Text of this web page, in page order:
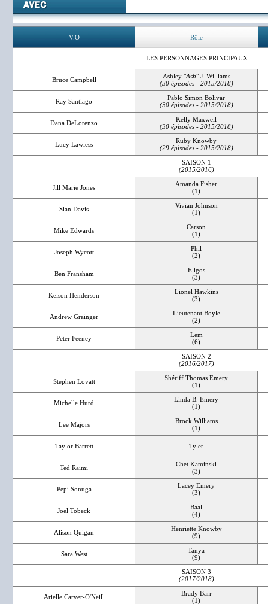
V.O Rôle
LES PERSONNAGES PRINCIPAUX
Bruce Campbell Ashley "Ash" J. Williams
(30 épisodes - 2015/2018)
Ray Santiago
Pablo Simon Bolivar
(30 épisodes - 2015/2018)
Dana DeLorenzo
Kelly Maxwell
(30 épisodes - 2015/2018)
Lucy Lawless
Ruby Knowby
(29 épisodes - 2015/2018)
SAISON 1
(2015/2016)
Jill Marie Jones
Amanda Fisher
(1)
Sian Davis
Vivian Johnson
(1)
Mike Edwards
Carson
(1)
Joseph Wycott
Phil
(2)
Ben Fransham
Eligos
(3)
Kelson Henderson
Lionel Hawkins
(3)
Andrew Grainger
Lieutenant Boyle
(2)
Peter Feeney
Lem
(6)
SAISON 2
(2016/2017)
Stephen Lovatt
Shériff Thomas Emery
(1)
Michelle Hurd
Linda B. Emery
(1)
Lee Majors
Brock Williams
(1)
Taylor Barrett Tyler
Ted Raimi
Chet Kaminski
(3)
Pepi Sonuga
Lacey Emery
(3)
Joel Tobeck
Baal
(4)
Alison Quigan
Henriette Knowby
(9)
Sara West
Tanya
(9)
SAISON 3
(2017/2018)
Arielle Carver-O'Neill
Brady Barr
(1)